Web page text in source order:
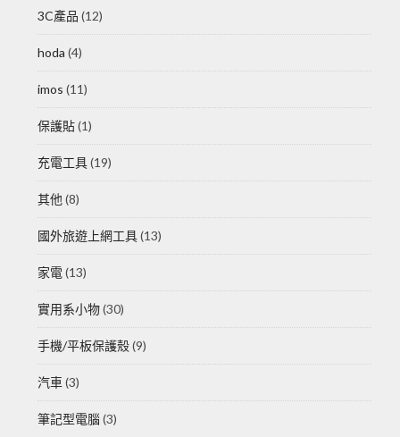
3C產品 (12)
hoda (4)
imos (11)
保護貼(1)
充電工具(19)
其他 (8)
國外旅遊上網工具(13)
家電 (13)
實用系小物(30)
手機/平板保護殼(9)
汽車 (3)
筆記型電腦(3)